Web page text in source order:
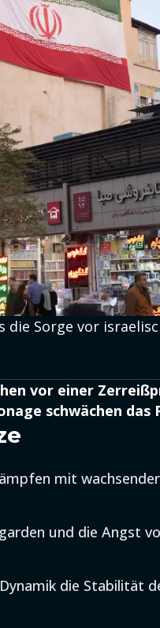
die Sorge vor
vor einer
schwächen das
mit
und die Angst
die Stabilität